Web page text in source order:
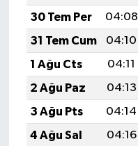
30 Tem Per
04:08
31 Tem Cum
04:10
1 Ağu Cts
04:11
2 Ağu Paz
04:13
3 Ağu Pts
04:14
4 Ağu Sal
04:16